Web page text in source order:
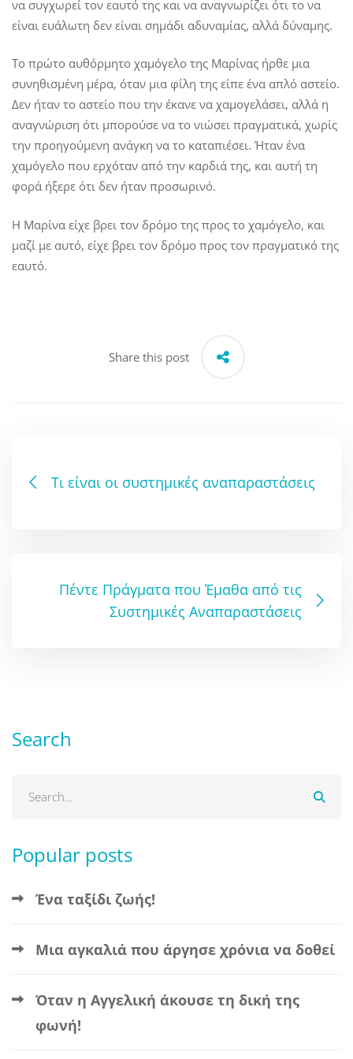
να συγχωρεί τον εαυτό της και να αναγνωρίζει ότι το να
είναι ευάλωτη δεν είναι σημάδι αδυναμίας, αλλά δύναμης.
Το πρώτο αυθόρμητο χαμόγελο της Μαρίνας ήρθε μια
συνηθισμένη μέρα, όταν μια φίλη της είπε ένα απλό αστείο.
Δεν ήταν το αστείο που την έκανε να χαμογελάσει, αλλά η
αναγνώριση ότι μπορούσε να το νιώσει πραγματικά, χωρίς
την προηγούμενη ανάγκη να το καταπιέσει. Ήταν ένα
χαμόγελο που ερχόταν από την καρδιά της, και αυτή τη
φορά ήξερε ότι δεν ήταν προσωρινό.
Η Μαρίνα είχε βρει τον δρόμο της προς το χαμόγελο, και
μαζί με αυτό, είχε βρει τον δρόμο προς τον πραγματικό της
εαυτό.
Share this post
Τι είναι οι συστημικές αναπαραστάσεις
Πέντε Πράγματα που Έμαθα από τις
Συστημικές Αναπαραστάσεις
Search
Popular posts
Ένα ταξίδι ζωής!
Μια αγκαλιά που άργησε χρόνια να δοθεί
Όταν η Αγγελική άκουσε τη δική της
φωνή!